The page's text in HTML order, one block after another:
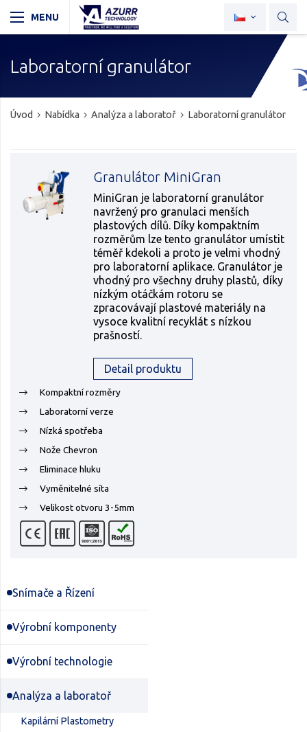
Laboratorní granulátor
Úvod Nabídka Analýza a laboratoř Laboratorní granulátor
Granulátor MiniGran
MiniGran je laboratorní granulátor
navržený pro granulaci menších
plastových dílů. Díky kompaktním
rozměrům lze tento granulátor umístit
téměř kdekoli a proto je velmi vhodný
pro laboratorní aplikace. Granulátor je
vhodný pro všechny druhy plastů, díky
nízkým otáčkám rotoru se
zpracovávají plastové materiály na
vysoce kvalitní recyklát s nízkou
prašností.
Detail produktu
Kompaktní rozměry
Laboratorní verze
Nízká spotřeba
Nože Chevron
Eliminace hluku
Vyměnitelné síta
Velikost otvoru 3-5mm
Snímače a Řízení
Výrobní komponenty
Výrobní technologie
Analýza a laboratoř
Kapilární Plastometry